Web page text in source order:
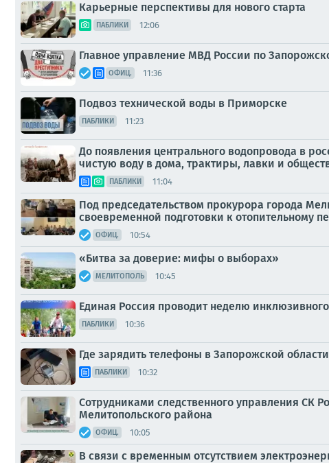
Карьерные перспективы для нового старта
ПАБЛИКИ 12:06
Главное управление МВД России по
ОФИЦ. 11:36
Подвоз технической воды в Приморске
ПАБЛИКИ 11:23
До появления центрального водопровода в
чистую воду в дома, трактиры, лавки и
ПАБЛИКИ 11:04
Под председательством прокурора города
своевременной подготовки к отопительному
ОФИЦ. 10:54
«Битва за доверие: мифы о выборах»
МЕЛИТОПОЛЬ 10:45
Единая Россия проводит неделю
ПАБЛИКИ 10:36
Где зарядить телефоны в Запорожской
ПАБЛИКИ 10:32
Сотрудниками следственного управления СК
Мелитопольского района
ОФИЦ. 10:05
В связи с временным отсутствием